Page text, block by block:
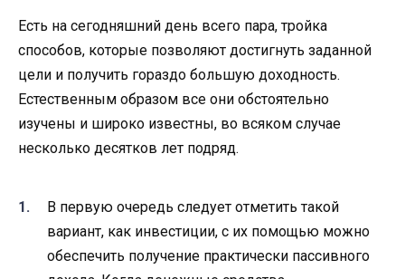
Есть на сегодняшний день всего пара, тройка
способов, которые позволяют достигнуть заданной
цели и получить гораздо большую доходность.
Естественным образом все они обстоятельно
изучены и широко известны, во всяком случае
несколько десятков лет подряд.
В первую очередь следует отметить такой
вариант, как инвестиции, с их помощью можно
обеспечить получение практически пассивного